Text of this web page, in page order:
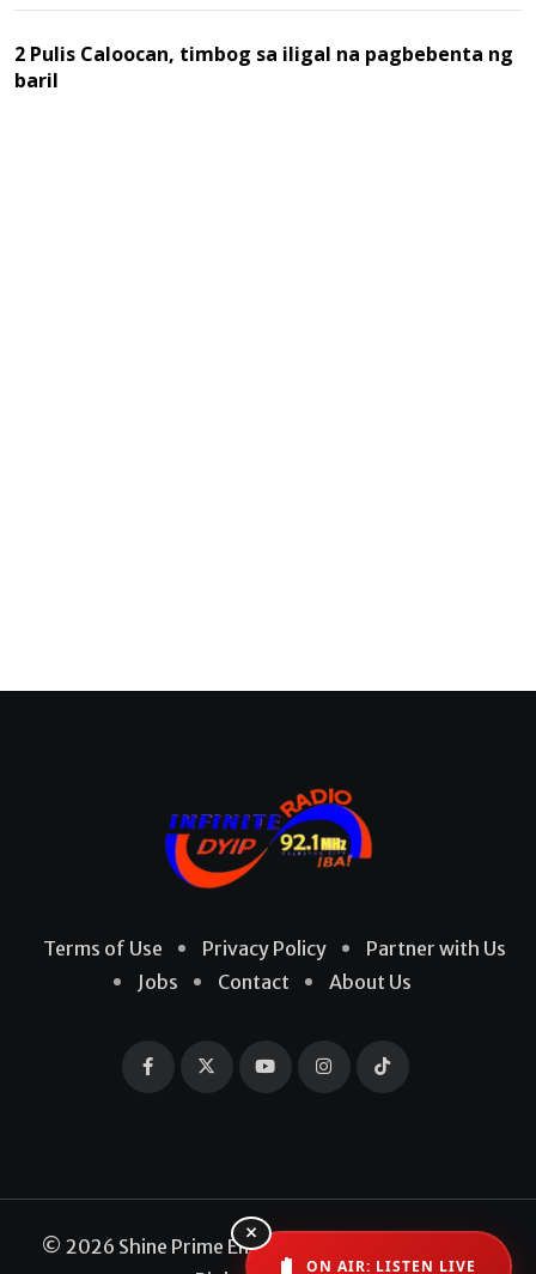
2 Pulis Caloocan, timbog sa iligal na pagbebenta ng
baril
Terms of Use Privacy Policy
Partner with Us
Jobs
Contact About Us
© 2026 Shine Prime Entertainment Production. All
×
ON AIR: LISTEN LIVE